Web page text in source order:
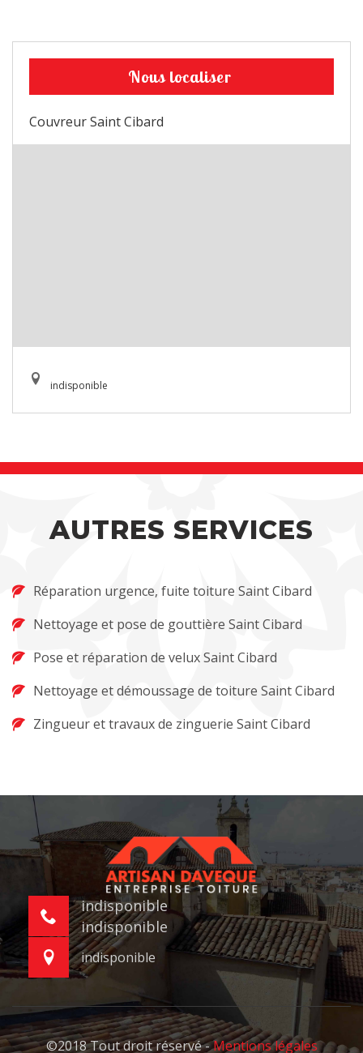
Nous localiser
Couvreur Saint Cibard
indisponible
AUTRES SERVICES
Réparation urgence, fuite toiture Saint Cibard
Nettoyage et pose de gouttière Saint Cibard
Pose et réparation de velux Saint Cibard
Nettoyage et démoussage de toiture Saint Cibard
Zingueur et travaux de zinguerie Saint Cibard
indisponible
indisponible
indisponible
©2018 Tout droit réservé -Mentions légales